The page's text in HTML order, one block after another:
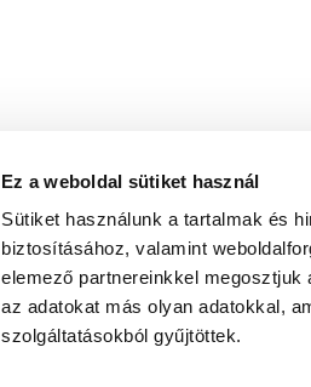
Ez a weboldal sütiket használ
Sütiket használunk a tartalmak és
biztosításához, valamint
elemező partnereinkkel
az adatokat más olyan adatokkal,
szolgáltatásokból gyűjtöttek.